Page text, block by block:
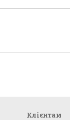
Клієнтам